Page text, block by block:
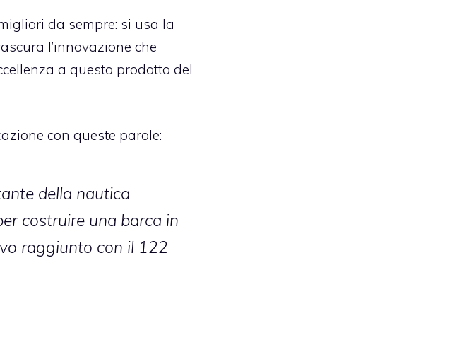
da sempre: si usa la
l’innovazione che
a questo prodotto del
con queste parole:
della nautica
costruire una barca in
raggiunto con il 122